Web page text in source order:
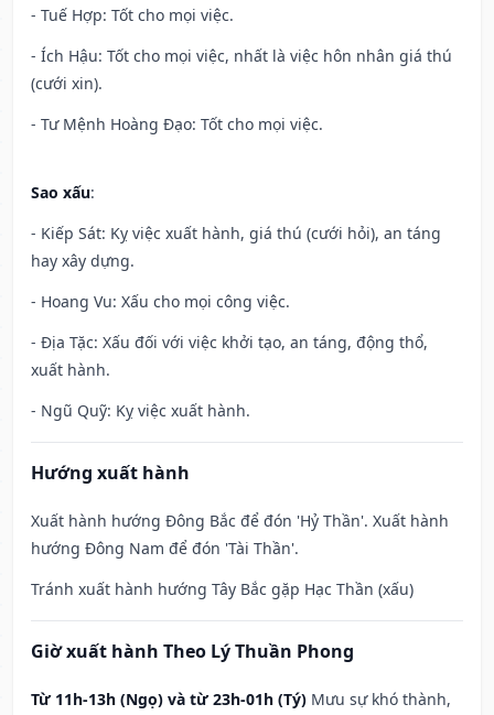
- Tuế Hợp: Tốt cho mọi việc.
- Ích Hậu: Tốt cho mọi việc, nhất là việc hôn nhân giá thú
(cưới xin).
- Tư Mệnh Hoàng Đạo: Tốt cho mọi việc.
Sao xấu:
- Kiếp Sát: Kỵ việc xuất hành, giá thú (cưới hỏi), an táng
hay xây dựng.
- Hoang Vu: Xấu cho mọi công việc.
- Địa Tặc: Xấu đối với việc khởi tạo, an táng, động thổ,
xuất hành.
- Ngũ Quỹ: Kỵ việc xuất hành.
Hướng xuất hành
Xuất hành hướng Đông Bắc để đón 'Hỷ Thần'. Xuất hành
hướng Đông Nam để đón 'Tài Thần'.
Tránh xuất hành hướng Tây Bắc gặp Hạc Thần (xấu)
Giờ xuất hành Theo Lý Thuần Phong
Từ 11h-13h (Ngọ) và từ 23h-01h (Tý) Mưu sự khó thành,